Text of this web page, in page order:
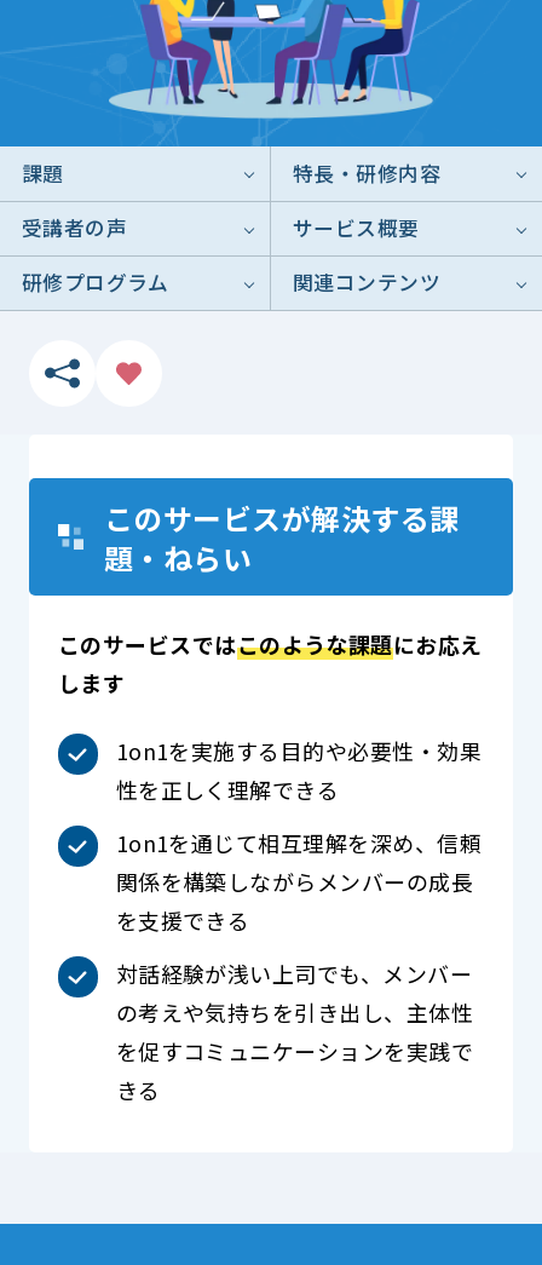
課題
特長・研修内容
受講者の声
サービス概要
研修プログラム
関連コンテンツ
このサービスが解決する課
題・ねらい
このサービスではこのような課題にお応え
します
1on1を実施する目的や必要性・効果
性を正しく理解できる
1on1を通じて相互理解を深め、信頼
関係を構築しながらメンバーの成長
を支援できる
対話経験が浅い上司でも、メンバー
の考えや気持ちを引き出し、主体性
を促すコミュニケーションを実践で
きる